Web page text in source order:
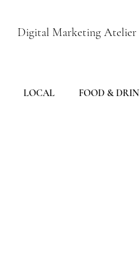
Digital Marketing Atelier
LOCAL FOOD &